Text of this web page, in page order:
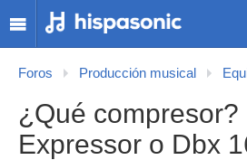
Foros Producción musical
¿Qué compresor?
Expressor o Dbx